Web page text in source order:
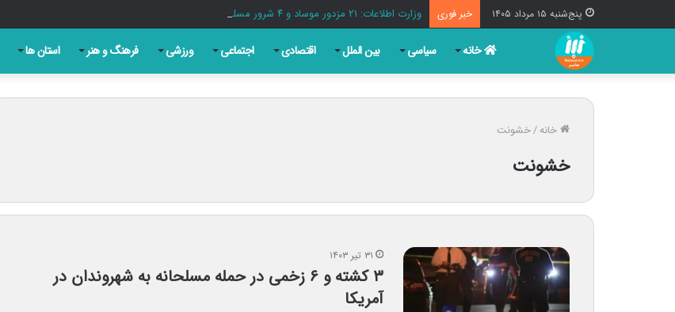
پنج‌شنبه ۱۵ مرداد ۱۴۰۵ خبر فوری وزارت اطلاعات: ۲۱ مزدور موساد و ۴ شرور مسلح در کرمان بازداشت شدند
خانه سیاسی بین الملل اقتصادی اجتماعی ورزشی فرهنگ و هنر استان ها
خانه/خشونت
خشونت
۳۱ تیر ۱۴۰۳
۳ کشته و ۶ زخمی در حمله مسلحانه به شهروندان در
آمریکا